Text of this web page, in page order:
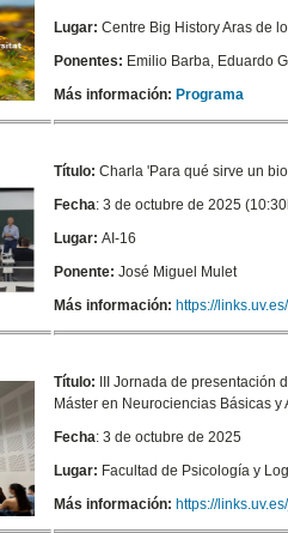
Lugar:Centre Big History Aras de
Ponentes: Emilio Barba, Eduardo
Más información: Programa
Título:Charla 'Para qué sirve un
Fecha: 3 de octubre de 2025
Lugar:AI-16
Ponente:José Miguel Mulet
Más información: https://
Título:
III Jornada de
Máster en Neurociencias Básicas y
Fecha: 3 de octubre de 2025
Lugar: Facultad de Psicología y
Más información: https://